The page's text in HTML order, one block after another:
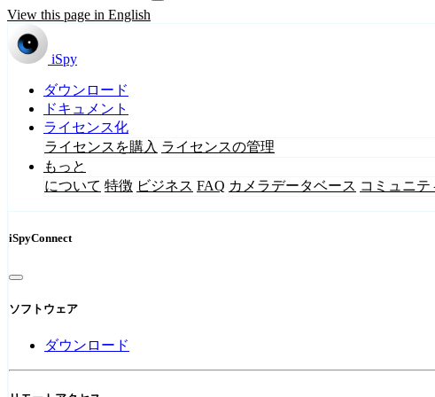
View this page in English
iSpy
ダウンロード
ドキュメント
ライセンス化
ライセンスを購入 ライセンスの管理
もっと
について 特徴 ビジネス FAQ カメラデータベース コミュニテ
iSpyConnect
ソフトウェア
ダウンロード